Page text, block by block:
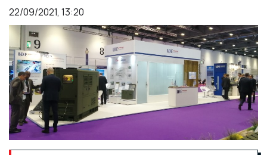
22/09/2021, 13:20